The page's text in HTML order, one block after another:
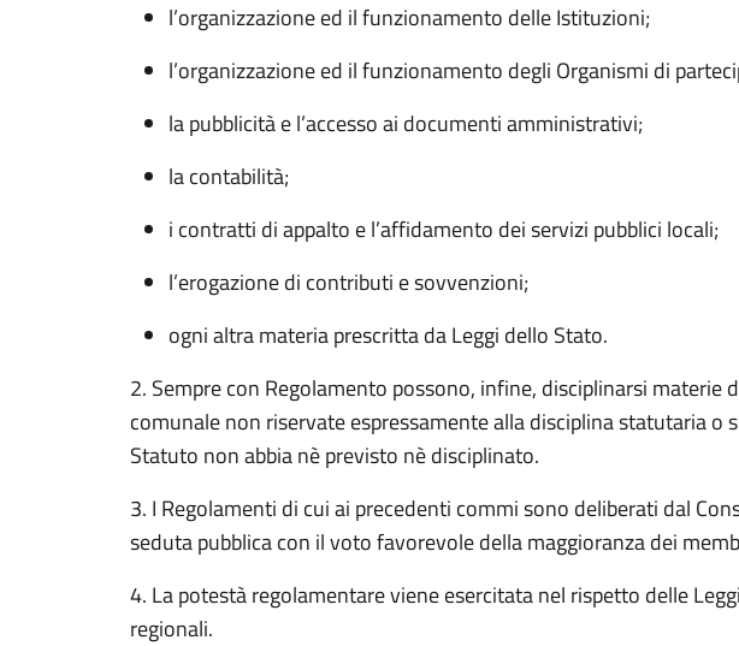
l’organizzazione ed il funzionamento delle Istituzioni;
l’organizzazione ed il funzionamento degli Organismi di
la pubblicità e l’accesso ai documenti amministrativi;
la contabilità;
i contratti di appalto e l’affidamento dei servizi pubblici locali;
l’erogazione di contributi e sovvenzioni;
ogni altra materia prescritta da Leggi dello Stato.
2. Sempre con Regolamento possono, infine, disciplinarsi materie
comunale non riservate espressamente alla disciplina statutaria o
Statuto non abbia nè previsto nè disciplinato.
3. I Regolamenti di cui ai precedenti commi sono deliberati dal
seduta pubblica con il voto favorevole della maggioranza dei
4. La potestà regolamentare viene esercitata nel rispetto delle
regionali.